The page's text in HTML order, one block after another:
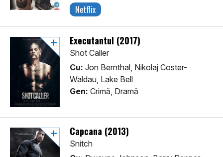
Netflix
Executantul (2017)
Shot Caller
Cu: Jon Bernthal, Nikolaj Coster-
Waldau, Lake Bell
Gen: Crimă, Dramă
Capcana (2013)
Snitch